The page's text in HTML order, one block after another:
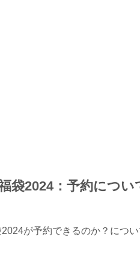
袋2024：予約につい
が予約できるのか？につい